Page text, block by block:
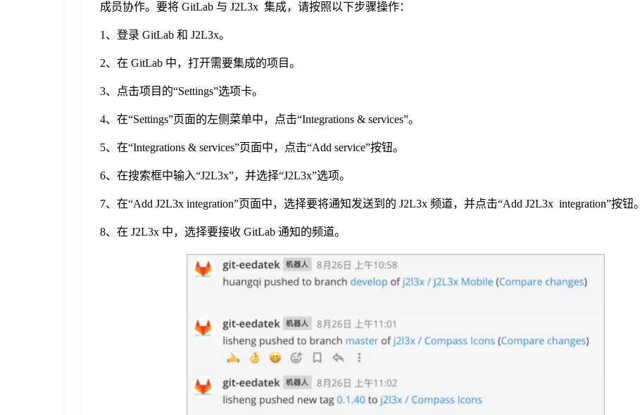
成员协作。要将 GitLab 与 J2L3x 集成，请按照以下步骤操作：
1、登录 GitLab 和 J2L3x。
2、在 GitLab 中，打开需要集成的项目。
3、点击项目的“Settings”选项卡。
4、在“Settings”页面的左侧菜单中，点击“Integrations & services”。
5、在“Integrations & services”页面中，点击“Add service”按钮。
6、在搜索框中输入“J2L3x”，并选择“J2L3x”选项。
7、在“Add J2L3x integration”页面中，选择要将通知发送到的 J2L3x 频道，并点击“Add J2L3x integration”按钮。
8、在 J2L3x 中，选择要接收 GitLab 通知的频道。